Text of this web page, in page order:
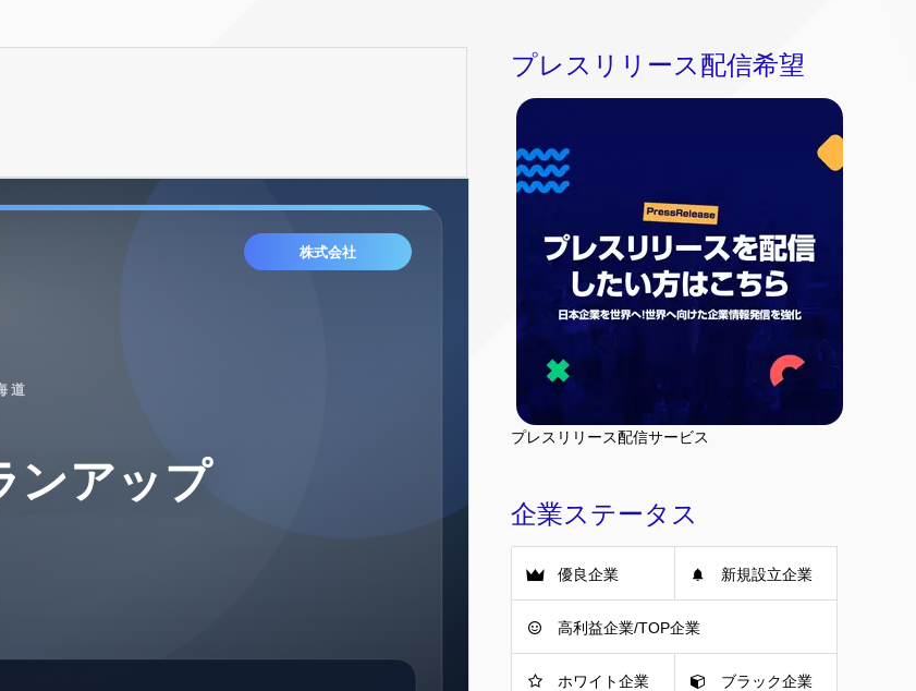
プレスリリース配信希望
プレスリリース配信サービス
企業ステータス
優良企業 新規設立企業
高利益企業/TOP企業
ホワイト企業 ブラック企業